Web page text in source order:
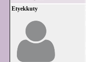
Etyekkuty